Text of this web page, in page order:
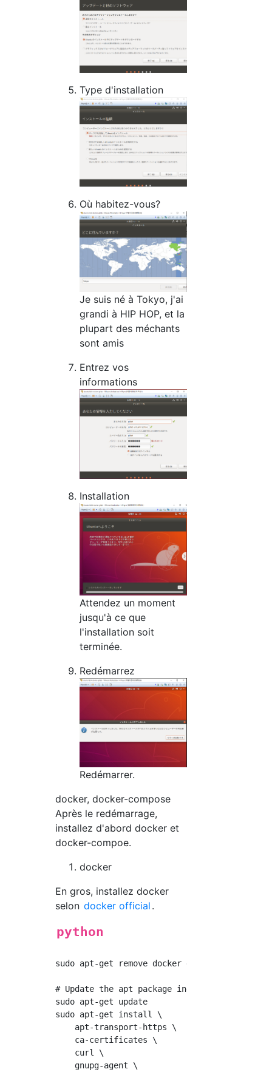
Type d'installation
Où habitez-vous?
Je suis né à Tokyo, j'ai
grandi à HIP HOP, et la
plupart des méchants
sont amis
Entrez vos
informations
Installation
Attendez un moment
jusqu'à ce que
l'installation soit
terminée.
Redémarrez
Redémarrer.
docker, docker-compose
Après le redémarrage,
installez d'abord docker et
docker-compoe.
docker
En gros, installez docker
selon docker official .
python
sudo apt-get remove docker docker-engine
# Update the apt package index and install
sudo apt-get update
sudo apt-get install \
    apt-transport-https \
    ca-certificates \
    curl \
    gnupg-agent \